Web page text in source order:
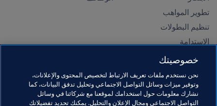
تطوير المواهب
تنظيم البطولات
الاستدامة
حقوق الإنسان ومناهضة التمييز
المبادرات التعليمية
خصوصيتك
نحن نستخدم ملفات تعريف الارتباط لتخصيص المحتوى والإعلانات،
وتوفير ميزات وسائل التواصل الاجتماعي وتحليل تدفق البيانات، كما
نشارك معلومات حول استخدامك لموقعنا مع شركائنا في وسائل
التواصل الاجتماعي ومجال الإعلان والتحليل. يمكنك تحديد تفضيلاتك